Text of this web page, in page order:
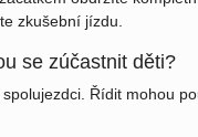
zkušební jízdu.
se zúčastnit děti?
Řídit mohou